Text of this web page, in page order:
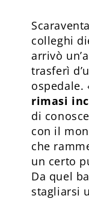
colleghi
arrivò
trasferì
ospedale.
rimasi
di
con il
che
un certo
Da quel
stagliarsi